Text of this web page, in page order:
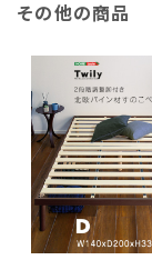
その他の商品